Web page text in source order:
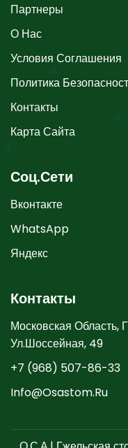
Партнеры
О Нас
Условия Соглашения
Политика
Контакты
Карта Сайта
Соц.Сети
Вконтакте
WhatsApp
Яндекс
Контакты
Московская Область,
Ул.Шоссейная, 49
+7 (968) 507-86-33
Info@osastom.ru